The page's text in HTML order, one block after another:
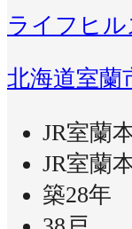
ライフヒ
北海道室蘭
JR室蘭
JR室蘭
築28年